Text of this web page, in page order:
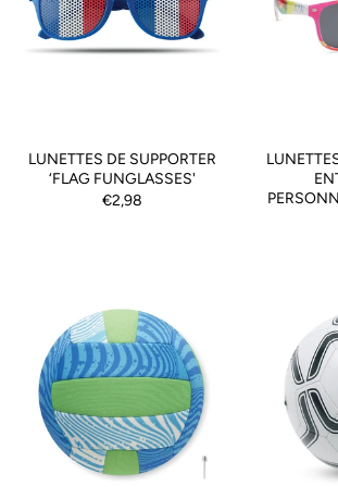
LUNETTES DE SUPPORTER
‘FLAG FUNGLASSES'
€2,98